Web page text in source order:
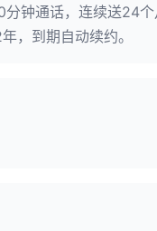
分钟通话，连续送24
，到期自动续约。